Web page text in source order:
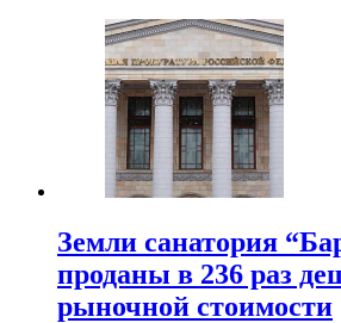
Земли санатория
проданы в 236 раз
рыночной стоимости